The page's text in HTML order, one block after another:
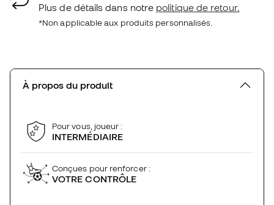
Plus de détails dans notre politique de retour.
*Non applicable aux produits personnalisés.
À propos du produit
Pour vous, joueur :
INTERMÉDIAIRE
Conçues pour renforcer :
VOTRE CONTRÔLE